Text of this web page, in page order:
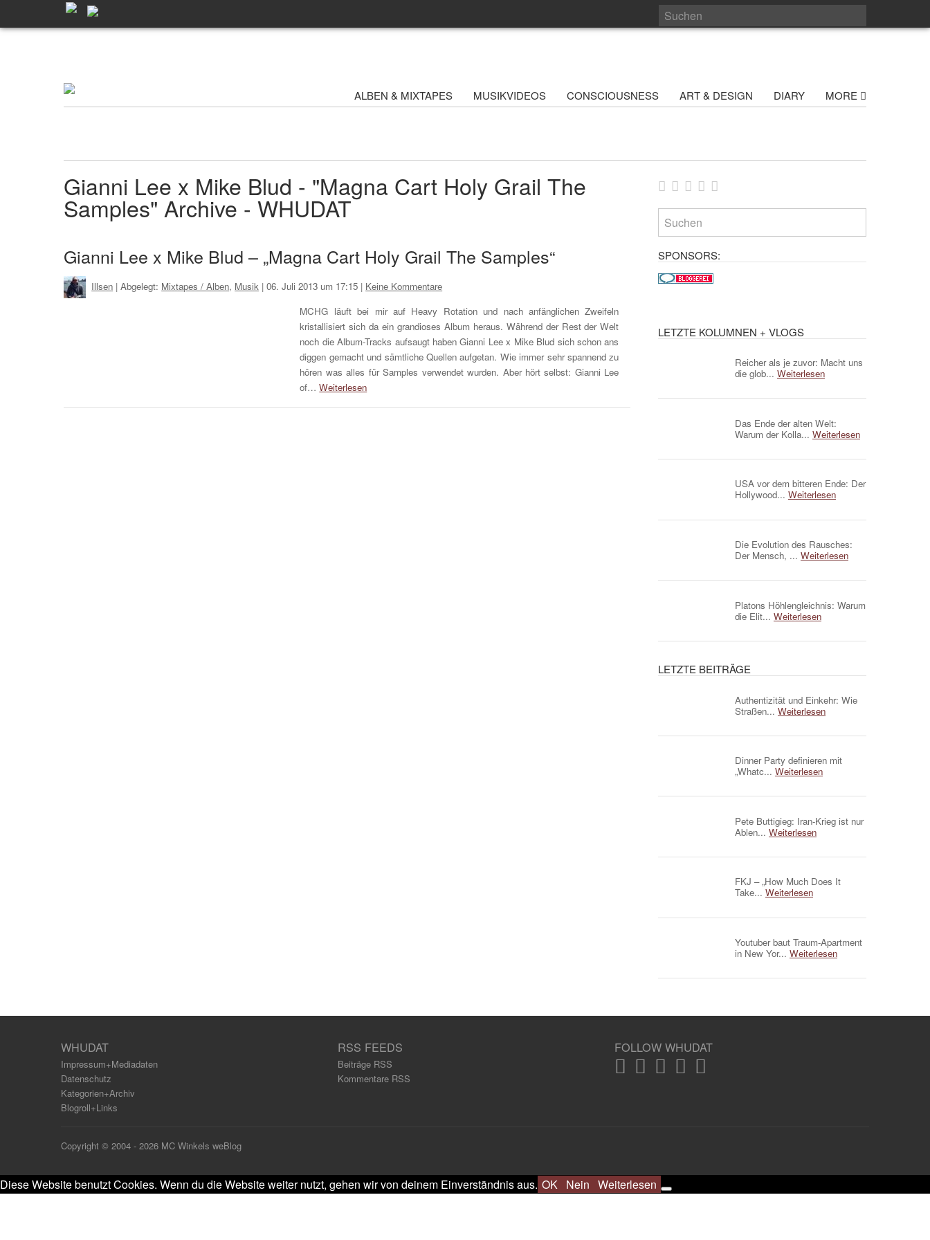
ALBEN & MIXTAPES MUSIKVIDEOS CONSCIOUSNESS ART & DESIGN DIARY MORE
Gianni Lee x Mike Blud - "Magna Cart Holy Grail The
Samples" Archive - WHUDAT
Gianni Lee x Mike Blud – „Magna Cart Holy Grail The Samples“
Illsen | Abgelegt: Mixtapes / Alben, Musik |06. Juli 2013 um 17:15 | Keine Kommentare
MCHG läuft bei mir auf Heavy Rotation und nach anfänglichen Zweifeln
kristallisiert sich da ein grandioses Album heraus. Während der Rest der Welt
noch die Album-Tracks aufsaugt haben Gianni Lee x Mike Blud sich schon ans
diggen gemacht und sämtliche Quellen aufgetan. Wie immer sehr spannend zu
hören was alles für Samples verwendet wurden. Aber hört selbst: Gianni Lee
of…Weiterlesen
SPONSORS:
LETZTE KOLUMNEN + VLOGS
Reicher als je zuvor: Macht uns
die glob... Weiterlesen
Das Ende der alten Welt:
Warum der Kolla... Weiterlesen
USA vor dem bitteren Ende: Der
Hollywood... Weiterlesen
Die Evolution des Rausches:
Der Mensch, ... Weiterlesen
Platons Höhlengleichnis: Warum
die Elit... Weiterlesen
LETZTE BEITRÄGE
Authentizität und Einkehr: Wie
Straßen... Weiterlesen
Dinner Party definieren mit
„Whatc... Weiterlesen
Pete Buttigieg: Iran-Krieg ist nur
Ablen... Weiterlesen
FKJ – „How Much Does It
Take... Weiterlesen
Youtuber baut Traum-Apartment
in New Yor... Weiterlesen
WHUDAT
Impressum+Mediadaten
Datenschutz
Kategorien+Archiv
Blogroll+Links
RSS FEEDS
Beiträge RSS
Kommentare RSS
FOLLOW WHUDAT
Copyright © 2004 - 2026 MC Winkels weBlog
Diese Website benutzt Cookies. Wenn du die Website weiter nutzt, gehen wir von deinem Einverständnis aus. OK Nein Weiterlesen